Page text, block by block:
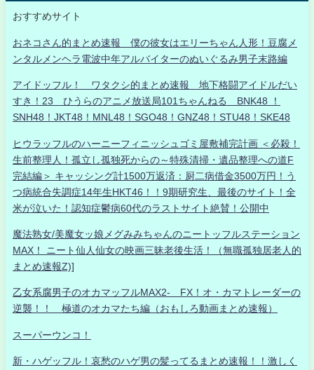
おすすめサイト
おネコさん的まとめ速報 僕の彼女はエリーちゃん人形！豆腐メ
ンタルメンヘラ電波中年アルバイターのぬいぐるみ男子末路編
アイドッフル！ ワタクシ的まとめ速報 地下格闘アイドルだい
すき！23 ひうらのアニメ放送局101ちゃんねる BNK48 ！
SNH48！JKT48！MNL48！SGO48！GNZ48！STU48！SKE48
ヒウラッフルのハーニーフィニッシュゴミ屋敷補完計画 ＜必殺！
生前整理人！孤立し孤独死からの～特殊清掃・遺品整理への道F
完結編＞ キャッシング計1500万返済：厨二病借金3500万円！う
つ病統合失調症14年生HKT46！！9期研究生、最後のサイト！全
米が泣いた！認知症鬱病60代のラストサイト絶賛！公開中
魔法熟女/美魔女ッ娘メグみみちゃんのニートッフルステーション
MAX！ ニート仙人仙女の映画三昧老後生活！（無職孤独居老人的
まとめ速報Z)]
乙女系腐男子のオカマッフルMAX2- FX！オ・カマトレーダーの
逆襲！！ 極道のオカマたち編（おもしろ動画まとめ速報）
スーパーウンコ！
新・ハゲッフル！哀愁のハゲ男の髪ってるまとめ速報！！激しく